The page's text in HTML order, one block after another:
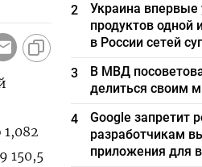
1,082
150,5
2
Украина впервые
продуктов одной
в России сетей
3
В МВД
делиться своим
4
Google запретит
разработчикам
приложения для